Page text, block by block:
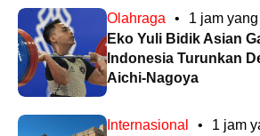
Olahraga •
1 jam
Eko Yuli Bidik Asian
Indonesia Turunkan
Aichi-Nagoya
Internasional •
1 jam